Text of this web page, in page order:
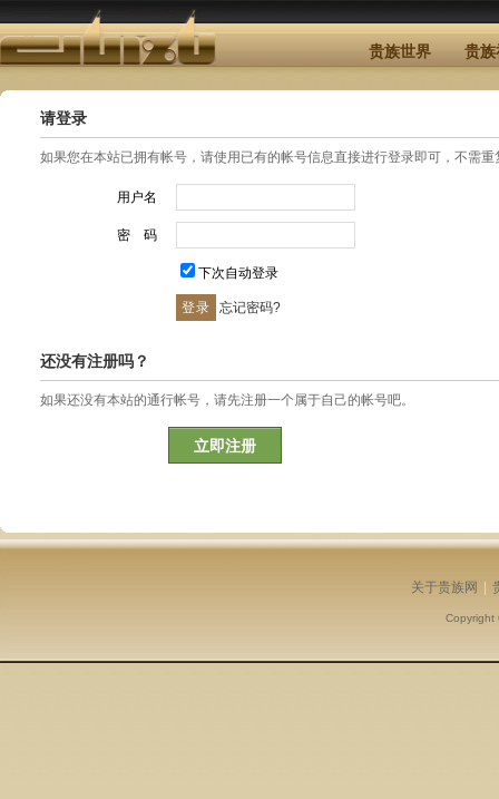
贵族世界 贵族
请登录
如果您在本站已拥有帐号，请使用已有的帐号信息直接进行登录即可，不需重
用户名
密 码
下次自动登录
忘记密码?
还没有注册吗？
如果还没有本站的通行帐号，请先注册一个属于自己的帐号吧。
立即注册
关于贵族网